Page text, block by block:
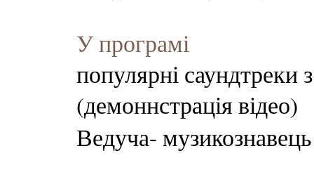
У програмі
популярні саундтреки
(демоннстрація відео)
Ведуча-